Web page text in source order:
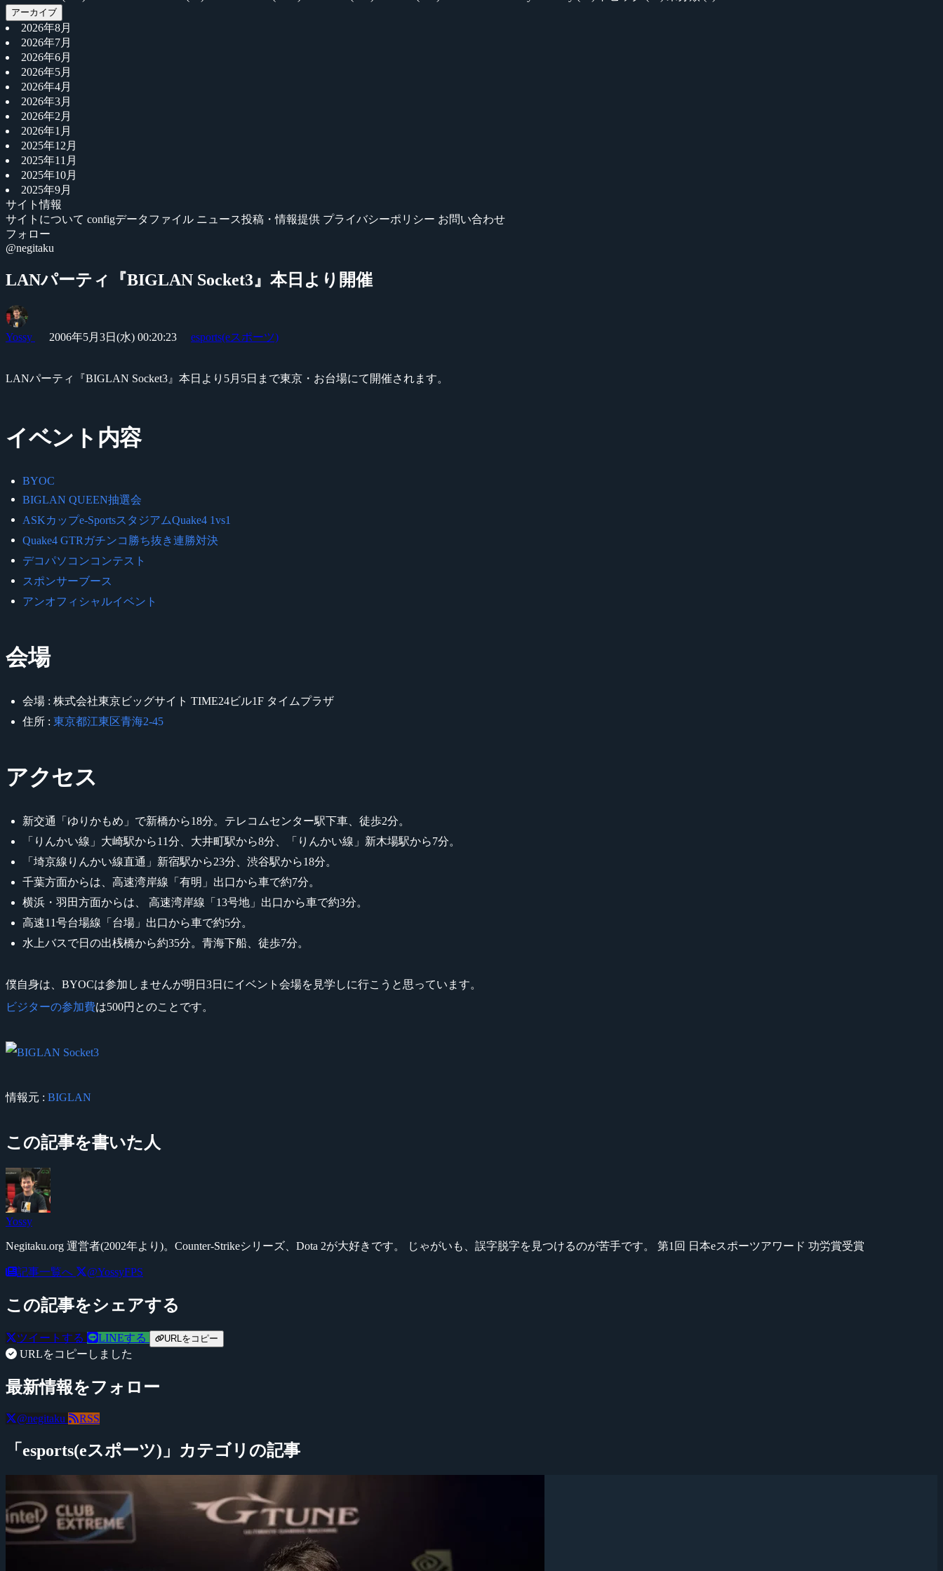
アーカイブ
2026年8月
2026年7月
2026年6月
2026年5月
2026年4月
2026年3月
2026年2月
2026年1月
2025年12月
2025年11月
2025年10月
2025年9月
サイト情報
サイトについて configデータファイル ニュース投稿・情報提供 プライバシーポリシー お問い合わせ
フォロー
@negitaku
LANパーティ『BIGLAN Socket3』本日より開催
Yossy 2006年5月3日(水) 00:20:23 esports(eスポーツ)
LANパーティ『BIGLAN Socket3』本日より5月5日まで東京・お台場にて開催されます。
イベント内容
BYOC
BIGLAN QUEEN抽選会
ASKカップe-SportsスタジアムQuake4 1vs1
Quake4 GTRガチンコ勝ち抜き連勝対決
デコパソコンコンテスト
スポンサーブース
アンオフィシャルイベント
会場
会場 : 株式会社東京ビッグサイト TIME24ビル1F タイムプラザ
住所 : 東京都江東区青海2-45
アクセス
新交通「ゆりかもめ」で新橋から18分。テレコムセンター駅下車、徒歩2分。
「りんかい線」大崎駅から11分、大井町駅から8分、「りんかい線」新木場駅から7分。
「埼京線りんかい線直通」新宿駅から23分、渋谷駅から18分。
千葉方面からは、高速湾岸線「有明」出口から車で約7分。
横浜・羽田方面からは、 高速湾岸線「13号地」出口から車で約3分。
高速11号台場線「台場」出口から車で約5分。
水上バスで日の出桟橋から約35分。青海下船、徒歩7分。
僕自身は、BYOCは参加しませんが明日3日にイベント会場を見学しに行こうと思っています。
ビジターの参加費は500円とのことです。
情報元 : BIGLAN
この記事を書いた人
Yossy
Negitaku.org 運営者(2002年より)。Counter-Strikeシリーズ、Dota 2が大好きです。 じゃがいも、誤字脱字を見つけるのが苦手です。 第1回 日本eスポーツアワード 功労賞受賞
記事一覧へ @YossyFPS
この記事をシェアする
ツイートする LINEする URLをコピー
URLをコピーしました
最新情報をフォロー
@negitaku RSS
「esports(eスポーツ)」カテゴリの記事